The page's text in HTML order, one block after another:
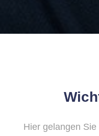
Hier gelangen